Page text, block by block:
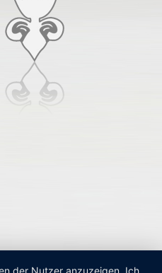
der Nutzer anzuzeigen. Ich